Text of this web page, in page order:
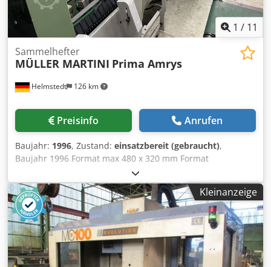
1 / 11
Helmstedt 126 km
Sammelhefter
MÜLLER MARTINI Prima Amrys
Preisinfo Anrufen
Baujahr: 1996, Zustand: einsatzbereit (gebraucht),
Baujahr 1996 Format max 480 x 320 mm Format
unbeschnitten max 480 x 320 mm min 153 x 108 mm
Format beschnitten max 475 x 300 mm min 148 x 105 mm
Dcodpfx Aoizi Ivohyok Produktdicke max 13 mm Leistung
ma 13.000 c/h Ausstattung Sammelkette & Anleger • 6
Stationen • 5 Anleger 370 • 1 Falzanleger Heftstation •
Heftstation 390 • Heftdraht-Abspulvorrichtung •
Dickenkontrolle / Plus-Minus • 2 Heftköpfe Dreischneider •
Dreischneider 360 Messer • 2 Satz Messer
Kleinanzeige